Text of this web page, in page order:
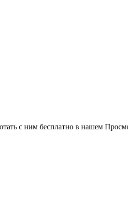
с ним бесплатно в нашем